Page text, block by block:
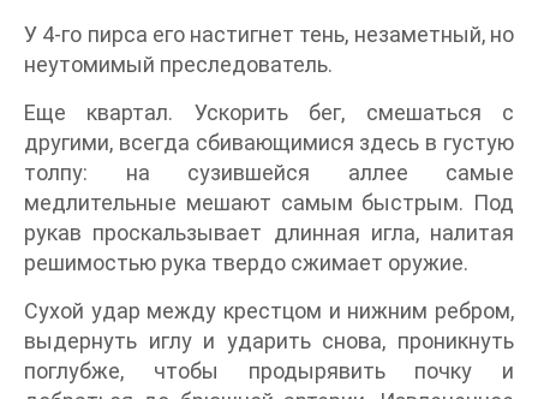
У 4-го пирса его настигнет тень, незаметный, но
неутомимый преследователь.
Еще квартал. Ускорить бег, смешаться с
другими, всегда сбивающимися здесь в густую
толпу: на сузившейся аллее самые
медлительные мешают самым быстрым. Под
рукав проскальзывает длинная игла, налитая
решимостью рука твердо сжимает оружие.
Сухой удар между крестцом и нижним ребром,
выдернуть иглу и ударить снова, проникнуть
поглубже, чтобы продырявить почку и